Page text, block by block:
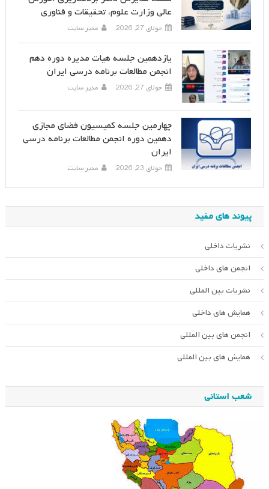
عالی وزارت علوم، تحقیقات و فناوری
جولای 27, 2026 مدیر سایت
یازدهمین جلسه هیات مدیره دوره دهم
انجمن مطالعات برنامه درسی ایران
جولای 27, 2026 مدیر سایت
چهارمین جلسه کمیسیون فضای مجازی
دهمین دوره انجمن مطالعات برنامه درسی
ایران
جولای 23, 2026 مدیر سایت
پیوند های مفید
نشریات داخلی
انجمن های داخلی
نشریات بین المللی
همایش های داخلی
انجمن های بین المللی
همایش های بین المللی
شعب استانی